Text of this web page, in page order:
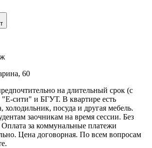
60
на длительный срок (с
"Е-сити" и БГУТ. В квартире есть
холодильник, посуда и другая мебель.
заочникам на время сессии. Без
за коммунальные платежи
Цена договорная. По всем вопросам